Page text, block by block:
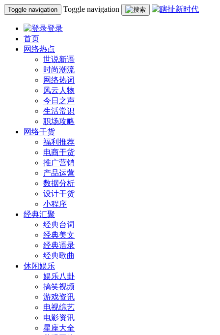
Toggle navigation Toggle navigation
登录
首页
网络热点
世说新语
时尚潮流
网络热词
风云人物
今日之声
生活常识
职场攻略
网络干货
福利推荐
电商干货
推广营销
产品运营
数据分析
设计干货
小程序
经典汇聚
经典台词
经典美文
经典语录
经典歌曲
休闲娱乐
娱乐八卦
搞笑视频
游戏资讯
电视综艺
电影资讯
星座大全